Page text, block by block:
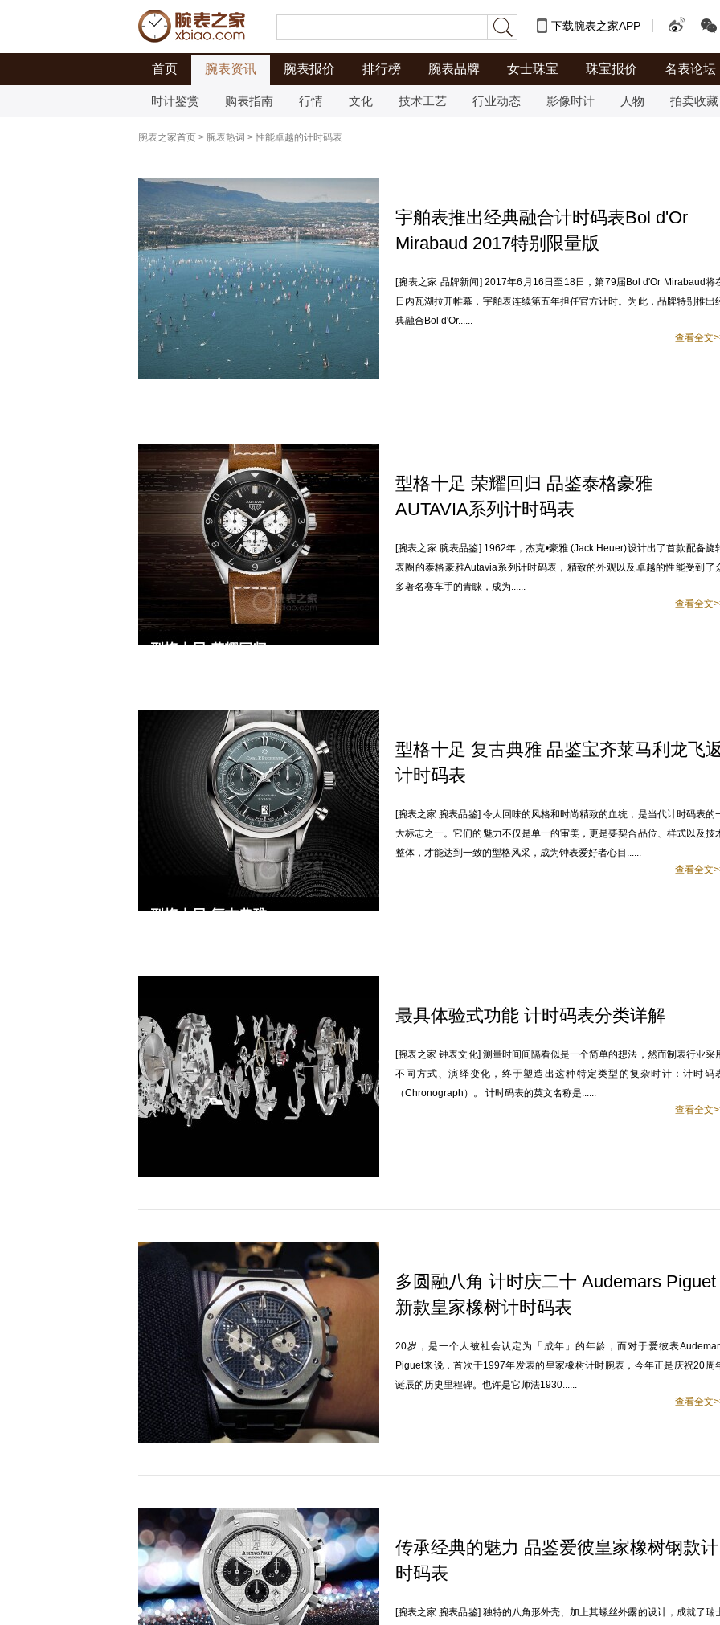
下载腕表之家APP
首页 腕表资讯 腕表报价 排行榜 腕表品牌 女士珠宝 珠宝报价 名表论坛
时计鉴赏 购表指南 行情 文化 技术工艺 行业动态 影像时计 人物 拍卖收藏
腕表之家首页 > 腕表热词 > 性能卓越的计时码表
宇舶表推出经典融合计时码表Bol d'Or
Mirabaud 2017特别限量版
[腕表之家 品牌新闻] 2017年6月16日至18日，第79届Bol d'Or Mirabaud将
日内瓦湖拉开帷幕，宇舶表连续第五年担任官方计时。为此，品牌特别推出
典融合Bol d'Or......
查看全文
型格十足 荣耀回归 品鉴泰格豪雅
AUTAVIA系列计时码表
[腕表之家 腕表品鉴] 1962年，杰克•豪雅 (Jack Heuer)设计出了首款配备旋
表圈的泰格豪雅Autavia系列计时码表，精致的外观以及卓越的性能受到了
多著名赛车手的青睐，成为......
查看全文
型格十足 复古典雅 品鉴宝齐莱马利龙飞返
计时码表
[腕表之家 腕表品鉴] 令人回味的风格和时尚精致的血统，是当代计时码表的
大标志之一。它们的魅力不仅是单一的审美，更是要契合品位、样式以及技
整体，才能达到一致的型格风采，成为钟表爱好者心目......
查看全文
最具体验式功能 计时码表分类详解
[腕表之家 钟表文化] 测量时间间隔看似是一个简单的想法，然而制表行业采
不同方式、演绎变化，终于塑造出这种特定类型的复杂时计：计时码
（Chronograph）。 计时码表的英文名称是......
查看全文
多圆融八角 计时庆二十 Audemars Piguet
新款皇家橡树计时码表
20岁，是一个人被社会认定为「成年」的年龄，而对于爱彼表
Piguet来说，首次于1997年发表的皇家橡树计时腕表，今年正是庆祝20周
诞辰的历史里程碑。也许是它师法1930......
查看全文
传承经典的魅力 品鉴爱彼皇家橡树钢款计
时码表
[腕表之家 腕表品鉴] 独特的八角形外壳、加上其螺丝外露的设计，成就了瑞